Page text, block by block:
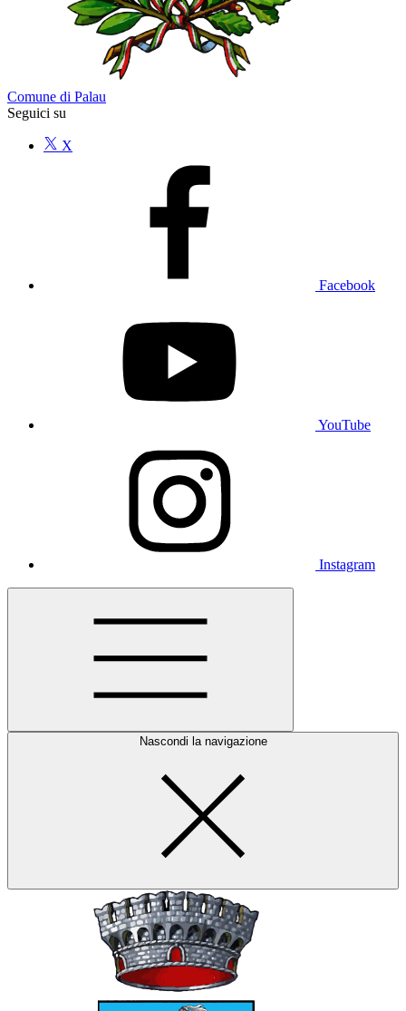
Comune di Palau
Seguici su
X
Facebook
YouTube
Instagram
Nascondi la navigazione